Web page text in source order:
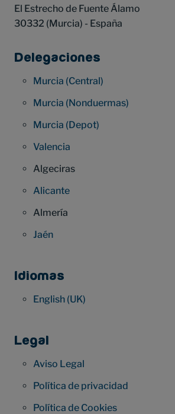
El Estrecho de Fuente Álamo
30332 (Murcia) - España
Delegaciones
Murcia (Central)
Murcia (Nonduermas)
Murcia (Depot)
Valencia
Algeciras
Alicante
Almería
Jaén
Idiomas
English (UK)
Legal
Aviso Legal
Política de privacidad
Política de Cookies